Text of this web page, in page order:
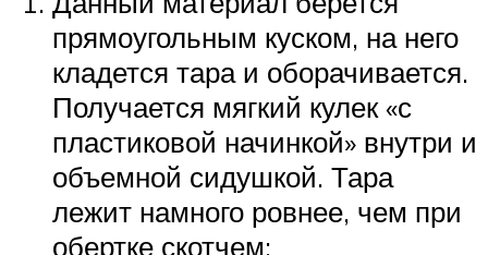
прямоугольным куском, на него
кладется тара и оборачивается.
Получается мягкий кулек «с
пластиковой начинкой» внутри и
объемной сидушкой. Тара
лежит намного ровнее, чем при
обертке скотчем;